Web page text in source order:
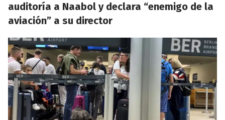
auditoría a Naabol y declara “enemigo de la
aviación” a su director